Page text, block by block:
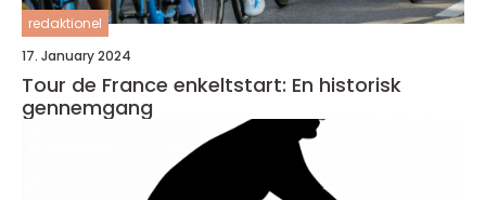
redaktionel
17. January 2024
Tour de France enkeltstart: En historisk
gennemgang